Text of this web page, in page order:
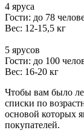
4 яруса
Гости: до 78
Вес: 12-15,5 кг
5 ярусов
Гости: до 100
Вес: 16-20 кг
Чтобы вам было
списки по
основой которых
покупателей.